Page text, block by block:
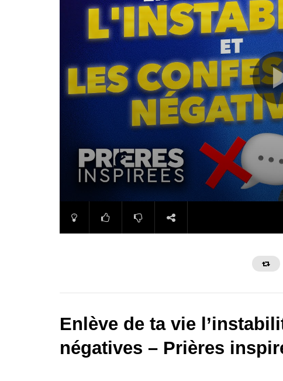
Enlève de ta vie
négatives – Prières